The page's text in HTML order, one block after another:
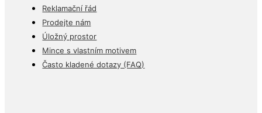
Reklamační řád
Prodejte nám
Úložný prostor
Mince s vlastním motivem
Často kladené dotazy (FAQ)